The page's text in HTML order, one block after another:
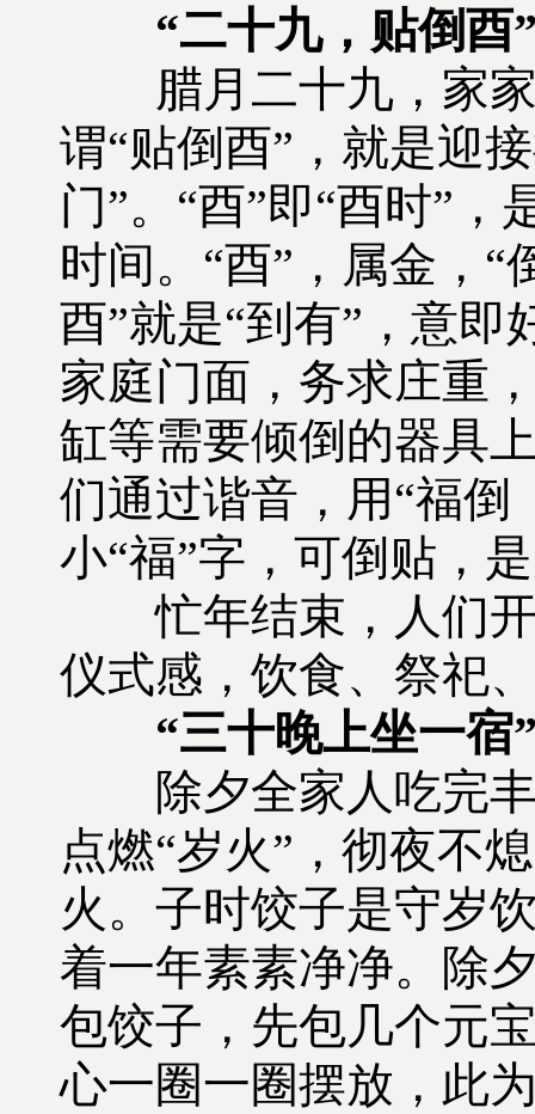
“二十九，贴倒酉
腊月二十九，家家
谓“贴倒酉”，就是迎
门”。“酉”即“酉时”
时间。“酉”，属金，“
酉”就是“到有”，意即
家庭门面，务求庄重
缸等需要倾倒的器具
们通过谐音，用“福倒
小“福”字，可倒贴，
忙年结束，人们开
仪式感，饮食、祭祀
“三十晚上坐一宿
除夕全家人吃完丰
点燃“岁火”，彻夜不
火。子时饺子是守岁
着一年素素净净。除
包饺子，先包几个元
心一圈一圈摆放，此